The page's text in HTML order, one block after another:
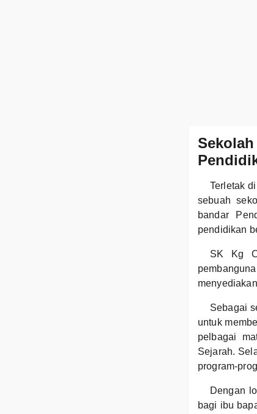
Terletak
sebuah
bandar
pendidikan
SK Kg
Sebagai
untuk
pelbagai
Sejarah.
program-
Dengan
bagi ibu